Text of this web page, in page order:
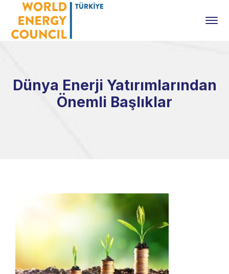
Dünya Enerji Yatırımlarından
Önemli Başlıklar